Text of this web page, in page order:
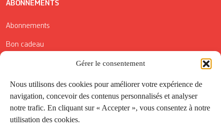
Gérer le consentement
Nous utilisons des cookies pour améliorer votre expérience de
navigation, concevoir des contenus personnalisés et analyser
notre trafic. En cliquant sur « Accepter », vous consentez à notre
utilisation des cookies.
ABONNEMENTS
Abonnements
Bon cadeau
Conditions générales de vente
Réductions de la Carte Côté Courrier
Application